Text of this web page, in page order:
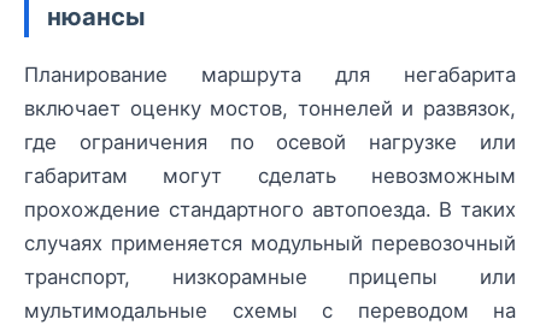
нюансы
Планирование маршрута для негабарита
включает оценку мостов, тоннелей и развязок,
где ограничения по осевой нагрузке или
габаритам могут сделать невозможным
прохождение стандартного автопоезда. В таких
случаях применяется модульный перевозочный
транспорт, низкорамные прицепы или
мультимодальные схемы с переводом на